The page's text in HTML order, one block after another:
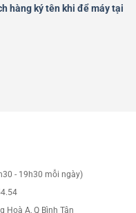
hàng ký tên khi để máy tại
- 19h30 mỗi ngày)
Hoà A, Q Bình Tân